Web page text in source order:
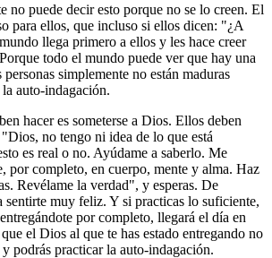
no puede decir esto porque no se lo creen. El
para ellos, que incluso si ellos dicen: "¿A
llega primero a ellos y les hace creer
todo el mundo puede ver que hay una
personas simplemente no están maduras
auto-indagación.
hacer es someterse a Dios. Ellos deben
no tengo ni idea de lo que está
es real o no. Ayúdame a saberlo. Me
por completo, en cuerpo, mente y alma. Haz
Revélame la verdad", y esperas. De
sentirte muy feliz. Y si practicas lo suficiente,
por completo, llegará el día en
el Dios al que te has estado entregando no
podrás practicar la auto-indagación.